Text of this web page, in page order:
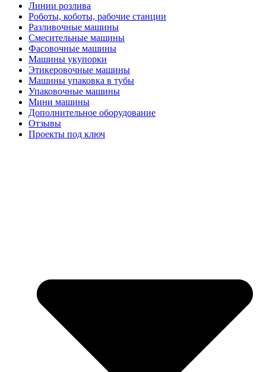
Линии розлива
Роботы, коботы, рабочие станции
Разливочные машины
Смесительные машины
Фасовочные машины
Машины укупорки
Этикеровочные машины
Машины упаковка в тубы
Упаковочные машины
Мини машины
Дополнительное оборудование
Отзывы
Проекты под ключ